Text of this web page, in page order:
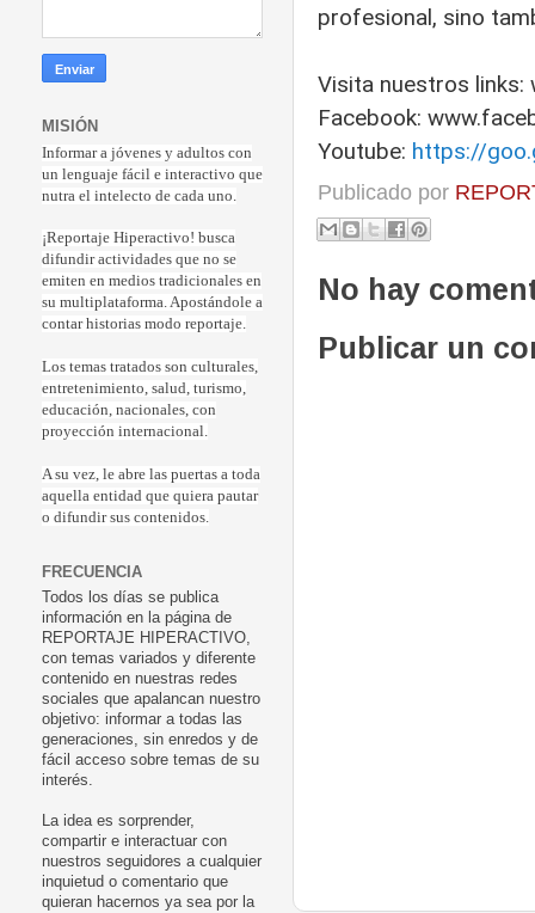
profesional, sino
Visita nuestros links:
Facebook:
Youtube: https://
Publicado por
No hay
Publicar un
MISIÓN
Informar a jóvenes y adultos con
un lenguaje fácil e interactivo que
nutra el intelecto de cada uno.
¡Reportaje Hiperactivo! busca
difundir actividades que no se
emiten en medios tradicionales en
su multiplataforma. Apostándole a
contar historias modo reportaje.
Los temas tratados son culturales,
entretenimiento, salud, turismo,
educación, nacionales, con
proyección internacional.
A su vez, le abre las puertas a toda
aquella entidad que quiera pautar
o difundir sus contenidos.
FRECUENCIA
Todos los días se publica
información en la página de
REPORTAJE HIPERACTIVO,
con temas variados y diferente
contenido en nuestras redes
sociales que apalancan nuestro
objetivo: informar a todas las
generaciones, sin enredos y de
fácil acceso sobre temas de su
interés.
La idea es sorprender,
compartir e interactuar con
nuestros seguidores a cualquier
inquietud o comentario que
quieran hacernos ya sea por la